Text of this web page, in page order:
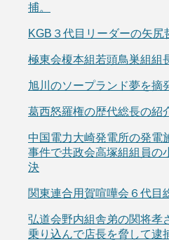
捕。
KGB３代目リーダーの矢尻
極東会榎本組若頭鳥巣組組
旭川のソープランド夢を摘
葛西怒羅権の歴代総長の紹
中国電力大崎発電所の発電
事件で共政会高塚組組員の
決
関東連合用賀喧嘩会６代目
弘道会野内組舎弟の関将孝
乗り込んで店長を脅して逮